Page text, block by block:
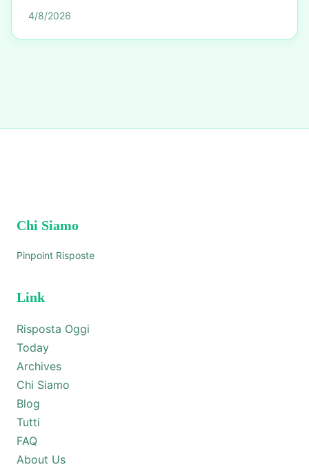
4/8/2026
Chi Siamo
Pinpoint Risposte
Link
Risposta Oggi
Today
Archives
Chi Siamo
Blog
Tutti
FAQ
About Us